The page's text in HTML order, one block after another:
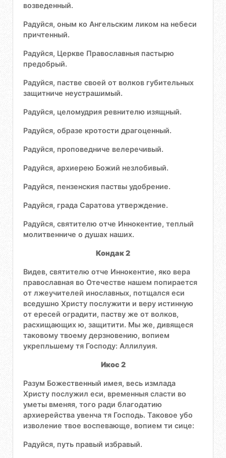
возведенный.
Радуйся, оным ко Ангельским ликом на небеси
причтенный.
Радуйся, Церкве Православныя пастырю
предобрый.
Радуйся, пастве своей от волков губительных
защитниче неустрашимый.
Радуйся, целомудрия ревнителю изящный.
Радуйся, образе кротости драгоценный.
Радуйся, проповедниче велеречивый.
Радуйся, архиерею Божий незлобивый.
Радуйся, пензенския паствы удобрение.
Радуйся, града Саратова утверждение.
Радуйся, святителю отче Иннокентие, теплый
молитвенниче о душах наших.
Кондак 2
Видев, святителю отче Иннокентие, яко вера
православная во Отечестве нашем попирается
от лжеучителей инославных, потщался еси
вседушно Христу послужити и веру истинную
от ересей оградити, паству же от волков,
расхищающих ю, защитити. Мы же, дивящеся
таковому твоему дерзновению, вопием
укрепльшему тя Господу: Аллилуия.
Икос 2
Разум Божественный имея, весь измлада
Христу послужил еси, временныя сласти во
уметы вменяя, того ради благодатию
архиерейства увенча тя Господь. Таковое убо
изволение твое воспевающе, вопием ти сице:
Радуйся, путь правый избравый.